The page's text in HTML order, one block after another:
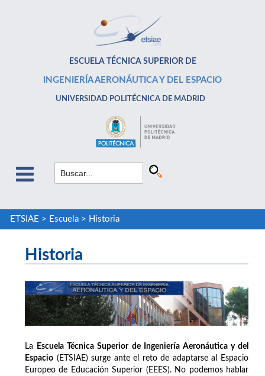
ESCUELA TÉCNICA SUPERIOR DE
INGENIERÍA AERONÁUTICA Y DEL ESPACIO
UNIVERSIDAD POLITÉCNICA DE MADRID
ETSIAE > Escuela> Historia
Historia
La
Escuela Técnica Superior de Ingeniería Aeronáutica y del
Espacio (ETSIAE) surge ante el reto de adaptarse al Espacio
Europeo de Educación Superior (EEES). No podemos hablar